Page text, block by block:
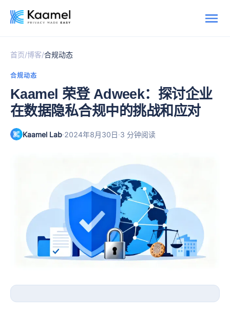
首页/博客/合规动态
合规动态
Kaamel 荣登 Adweek：探讨企业
在数据隐私合规中的挑战和应对
Kaamel Lab·2024年8月30日·3 分钟阅读